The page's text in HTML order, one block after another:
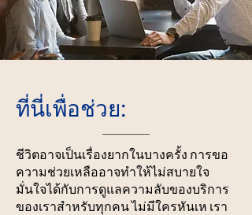
ที่นี่เพื่อช่วย:
ชีวิตอาจเป็นเรื่องยากในบางครั้ง การขอ
ความช่วยเหลืออาจทำให้ไม่สบายใจ
มั่นใจได้กับการดูแลความลับของบริการ
ของเราสำหรับทุกคน ไม่มีใครหันเห เรา